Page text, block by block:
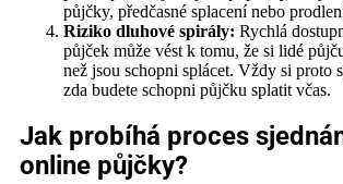
půjčky, předčasné splacení nebo
Riziko dluhové spirály: Rychlá
půjček může vést k tomu, že si lidé
než jsou schopni splácet. Vždy si proto
zda budete schopni půjčku splatit včas.
Jak probíhá proces
online půjčky?